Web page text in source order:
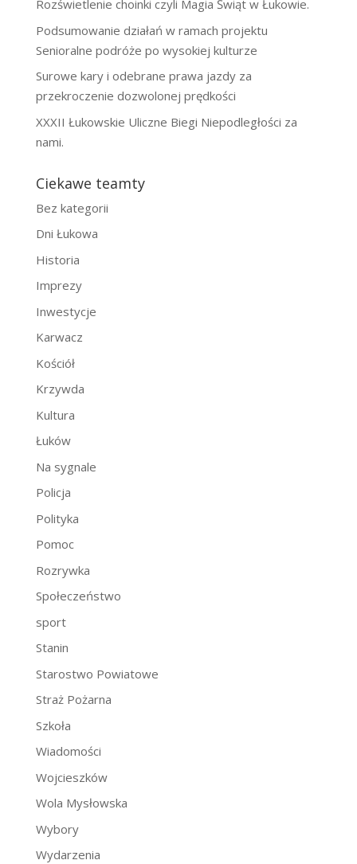
Rozświetlenie choinki czyli Magia Świąt w Łukowie.
Podsumowanie działań w ramach projektu
Senioralne podróże po wysokiej kulturze
Surowe kary i odebrane prawa jazdy za
przekroczenie dozwolonej prędkości
XXXII Łukowskie Uliczne Biegi Niepodległości za
nami.
Ciekawe teamty
Bez kategorii
Dni Łukowa
Historia
Imprezy
Inwestycje
Karwacz
Kościół
Krzywda
Kultura
Łuków
Na sygnale
Policja
Polityka
Pomoc
Rozrywka
Społeczeństwo
sport
Stanin
Starostwo Powiatowe
Straż Pożarna
Szkoła
Wiadomości
Wojcieszków
Wola Mysłowska
Wybory
Wydarzenia